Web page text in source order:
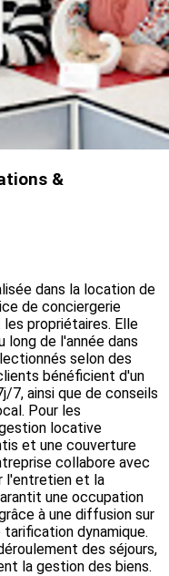
&
dans la location de
de conciergerie
propriétaires. Elle
de l'année dans
selon des
bénéficient d'un
7, ainsi que de conseils
Pour les
locative
et une couverture
collabore avec
l'entretien et la
une occupation
à une diffusion sur
dynamique.
des séjours,
la gestion des biens.